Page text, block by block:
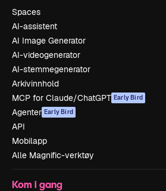
Spaces
AI-assistent
AI Image Generator
AI-videogenerator
AI-stemmegenerator
Arkivinnhold
MCP for Claude/ChatGPT Early Bird
Agenter Early Bird
API
Mobilapp
Alle Magnific-verktøy
Kom i gang